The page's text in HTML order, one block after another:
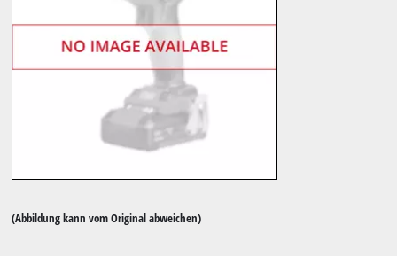
(Abbildung kann vom Original abweichen)